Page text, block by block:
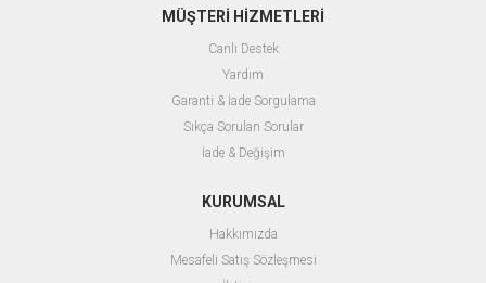
MÜŞTERİ HİZMETLERİ
Canlı Destek
Yardım
Garanti & İade Sorgulama
Sıkça Sorulan Sorular
İade & Değişim
KURUMSAL
Hakkımızda
Mesafeli Satış Sözleşmesi